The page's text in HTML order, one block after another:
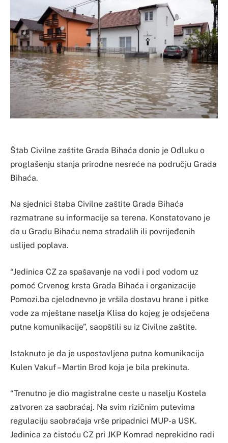
Štab Civilne zaštite Grada Bihaća donio je Odluku o
proglašenju stanja prirodne nesreće na području Grada
Bihaća.
Na sjednici štaba Civilne zaštite Grada Bihaća
razmatrane su informacije sa terena. Konstatovano je
da u Gradu Bihaću nema stradalih ili povrijeđenih
uslijed poplava.
“Jedinica CZ za spašavanje na vodi i pod vodom uz
pomoć Crvenog krsta Grada Bihaća i organizacije
Pomozi.ba cjelodnevno je vršila dostavu hrane i pitke
vode za mještane naselja Klisa do kojeg je odsječena
putne komunikacije”, saopštili su iz Civilne zaštite.
Istaknuto je da je uspostavljena putna komunikacija
Kulen Vakuf – Martin Brod koja je bila prekinuta.
“Trenutno je dio magistralne ceste u naselju Kostela
zatvoren za saobraćaj. Na svim rizičnim putevima
regulaciju saobraćaja vrše pripadnici MUP-a USK.
Jedinica za čistoću CZ pri JKP Komrad neprekidno radi